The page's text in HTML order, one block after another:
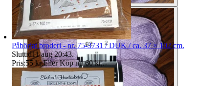
Påbörjat broderi - nr. 75-3731 / DUK / ca. 37 × 102 cm.
Sluttid11 aug 20:43.
Pris:55 kr,Eller Köp nu 60 kr,.